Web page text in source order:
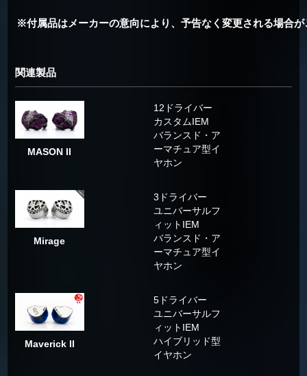
※付属品はメーカーの意向により、予告なく変更される場合が
関連製品
MASON II
12ドライバー
カスタムIEM
バランスド・ア
ーマチュア型イ
ヤホン
Mirage
3ドライバー
ユニバーサルフ
ィットIEM
バランスド・ア
ーマチュア型イ
ヤホン
Maverick II
5ドライバー
ユニバーサルフ
ィットIEM
ハイブリッド型
イヤホン